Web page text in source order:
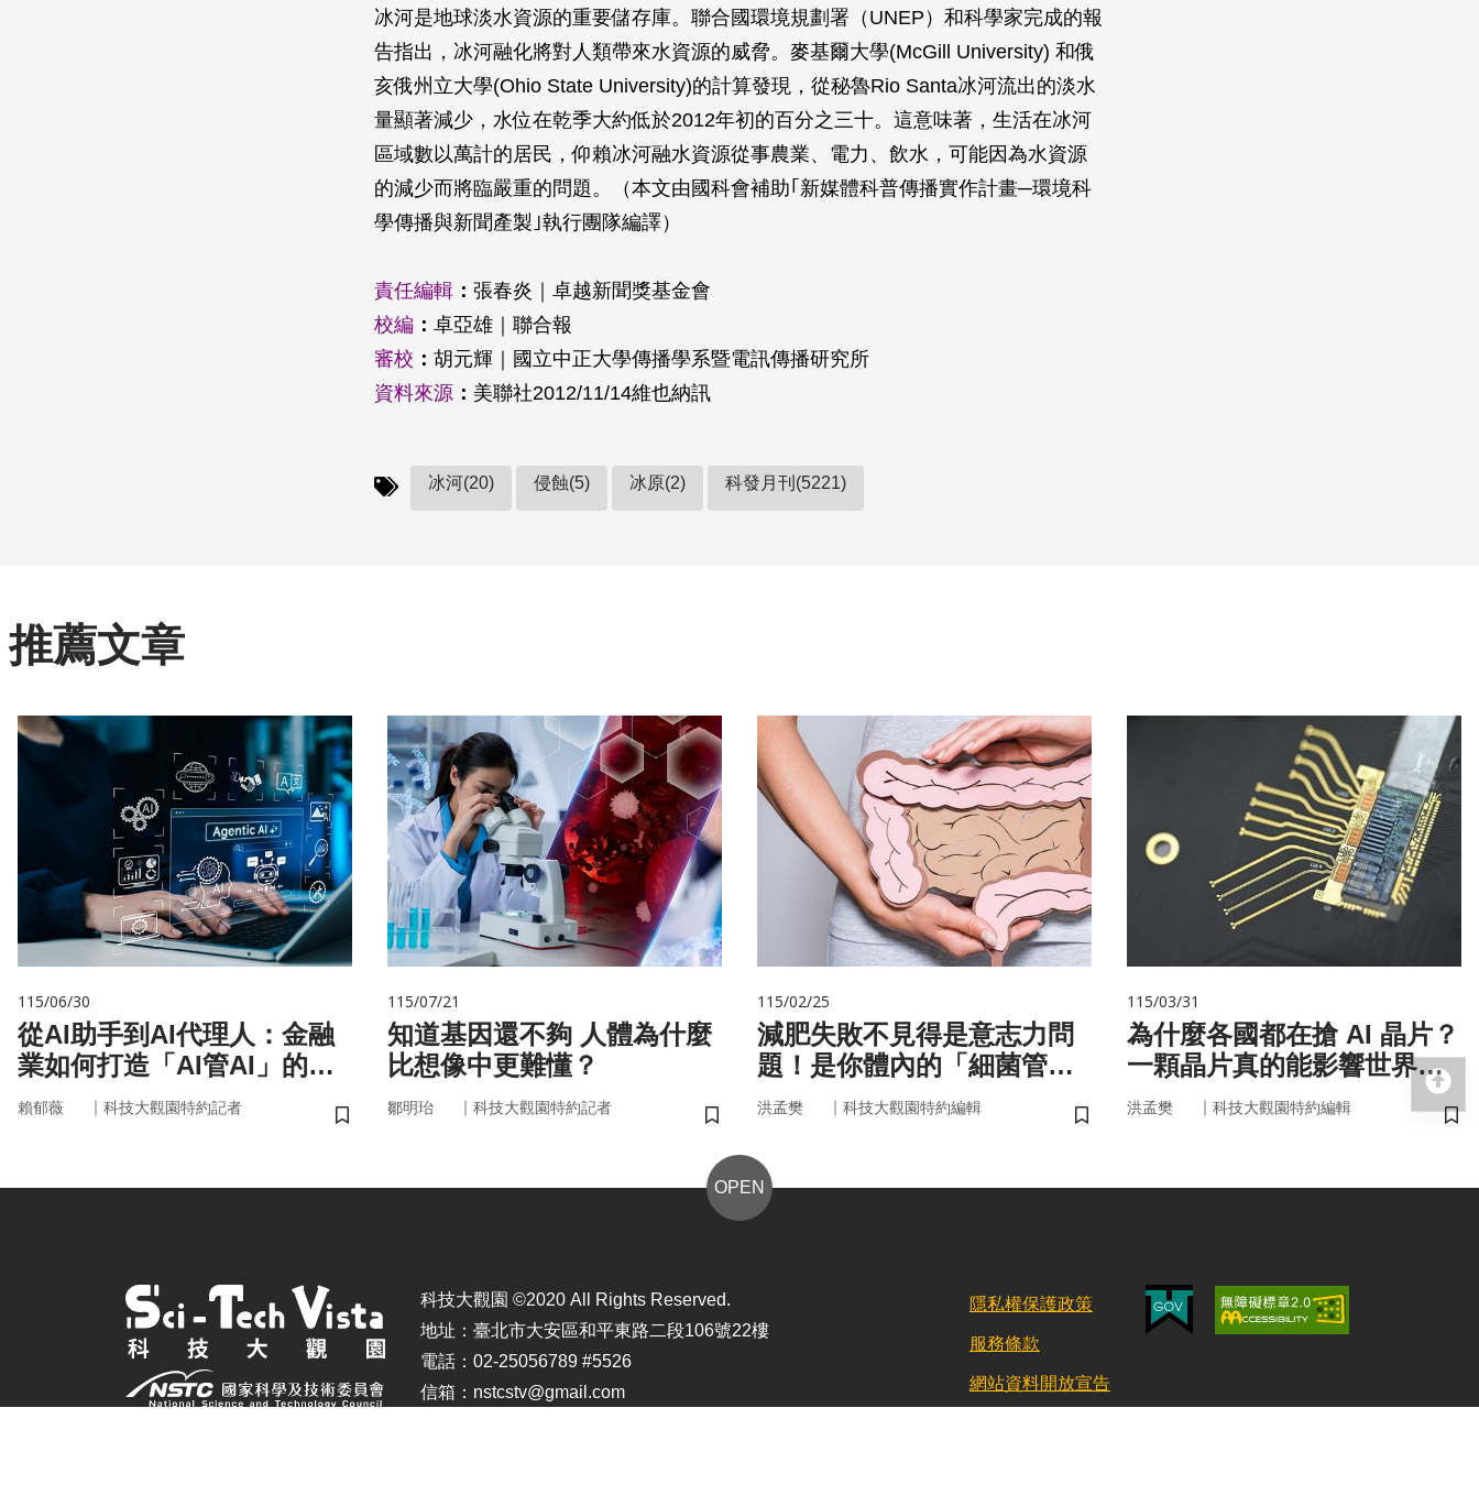
冰河是地球淡水資源的重要儲存庫。聯合國環境規劃署（UNEP）和科學家完成的報
告指出，冰河融化將對人類帶來水資源的威脅。麥基爾大學(McGill University) 和俄
亥俄州立大學(Ohio State University)的計算發現，從秘魯Rio Santa冰河流出的淡水
量顯著減少，水位在乾季大約低於2012年初的百分之三十。這意味著，生活在冰河
區域數以萬計的居民，仰賴冰河融水資源從事農業、電力、飲水，可能因為水資源
的減少而將臨嚴重的問題。（本文由國科會補助｢新媒體科普傳播實作計畫─環境科
學傳播與新聞產製｣執行團隊編譯）
責任編輯 ： 張春炎｜卓越新聞獎基金會
校編 ： 卓亞雄｜聯合報
審校 ： 胡元輝｜國立中正大學傳播學系暨電訊傳播研究所
資料來源 ： 美聯社2012/11/14維也納訊
冰河(20) 侵蝕(5) 冰原(2) 科發月刊(5221)
推薦文章
115/06/30
從AI助手到AI代理人：金融
業如何打造「AI管AI」的新
治理模式？
賴郁薇 ｜ 科技大觀園特約記者
儲存書籤
115/07/21
知道基因還不夠 人體為什麼
比想像中更難懂？
鄒明珆 ｜ 科技大觀園特約記者
儲存書籤
115/02/25
減肥失敗不見得是意志力問
題！是你體內的「細菌管
家」在幫你囤油
洪孟樊 ｜ 科技大觀園特約編輯
儲存書籤
115/03/31
為什麼各國都在搶 AI 晶片？
一顆晶片真的能影響世界
嗎？
洪孟樊 ｜ 科技大觀園特約編輯
儲
OPEN
科技大觀園 ©2020 All Rights Reserved.
地址：臺北市大安區和平東路二段106號22樓
電話：02-25056789 #5526
信箱：nstcstv@gmail.com
隱私權保護政策
服務條款
網站資料開放宣告
回